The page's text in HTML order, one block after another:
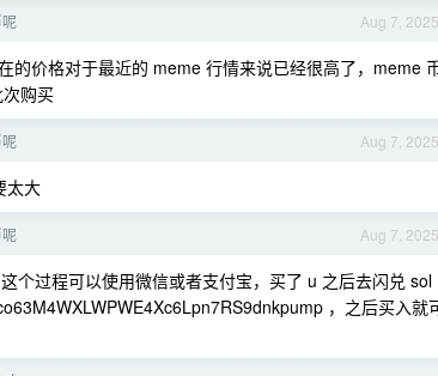
Aug 7, 2025
的价格对于最近的 meme 行情来说已经很高了，meme
购买
Aug 7, 2025
太大
Aug 7, 2025
个过程可以使用微信或者支付宝，买了 u 之后去闪兑 sol
，之后买入就